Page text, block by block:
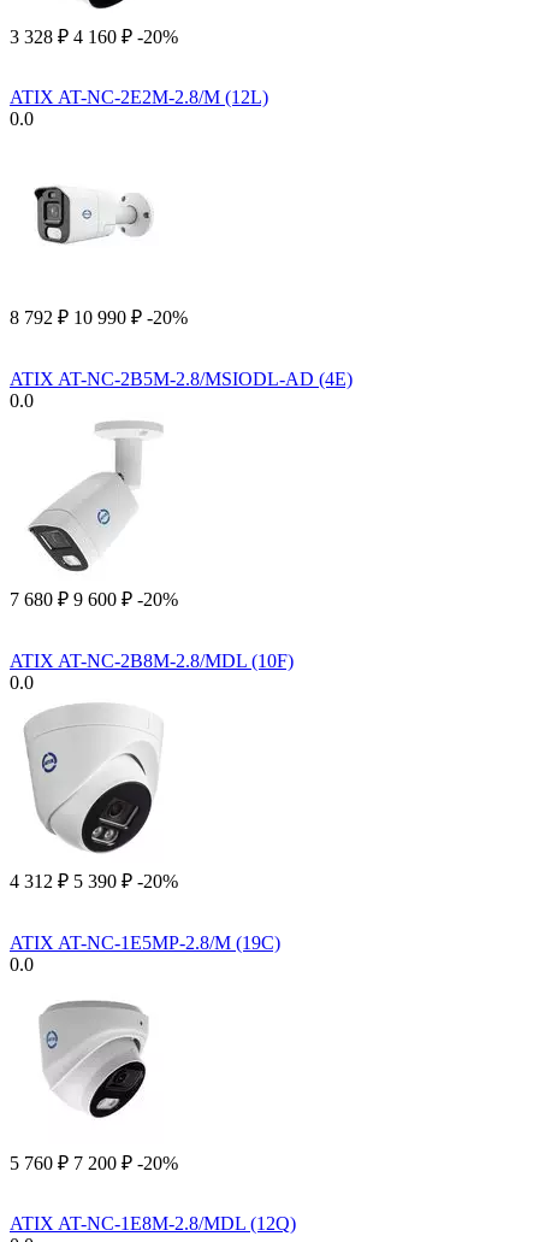
3 328 ₽ 4 160 ₽ -20%
ATIX AT-NC-2E2M-2.8/M (12L)
0.0
8 792 ₽ 10 990 ₽ -20%
ATIX AT-NC-2B5M-2.8/MSIODL-AD (4E)
0.0
7 680 ₽ 9 600 ₽ -20%
ATIX AT-NC-2B8M-2.8/MDL (10F)
0.0
4 312 ₽ 5 390 ₽ -20%
ATIX AT-NC-1E5MP-2.8/M (19C)
0.0
5 760 ₽ 7 200 ₽ -20%
ATIX AT-NC-1E8M-2.8/MDL (12Q)